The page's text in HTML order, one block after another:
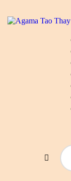
BERANDA